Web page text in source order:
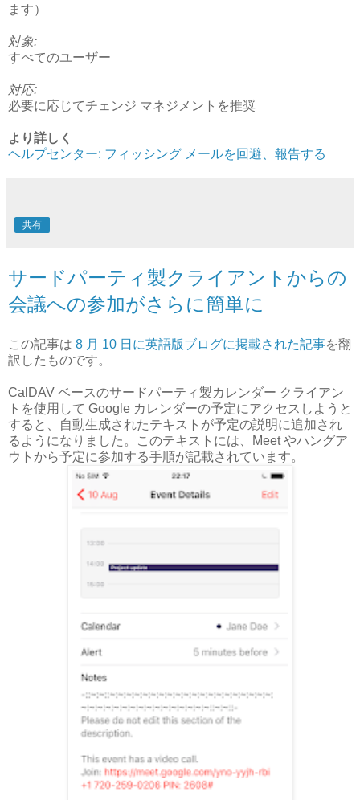
ます）
対象:
すべてのユーザー
対応:
必要に応じてチェンジ マネジメントを推奨
より詳しく
ヘルプセンター: フィッシング メールを回避、報告する
共有
サードパーティ製クライアントからの
会議への参加がさらに簡単に
この記事は 8 月 10 日に英語版ブログに掲載された記事を翻
訳したものです。
CalDAV ベースのサードパーティ製カレンダー クライアン
トを使用して Google カレンダーの予定にアクセスしようと
すると、自動生成されたテキストが予定の説明に追加され
るようになりました。このテキストには、Meet やハングア
ウトから予定に参加する手順が記載されています。